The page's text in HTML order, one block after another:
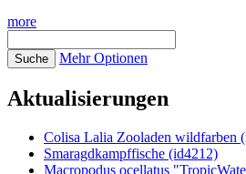
more
Mehr Optionen
Aktualisierungen
Colisa Lalia Zooladen wildfarben
Smaragdkampffische (id4212)
Macropodus ocellatus